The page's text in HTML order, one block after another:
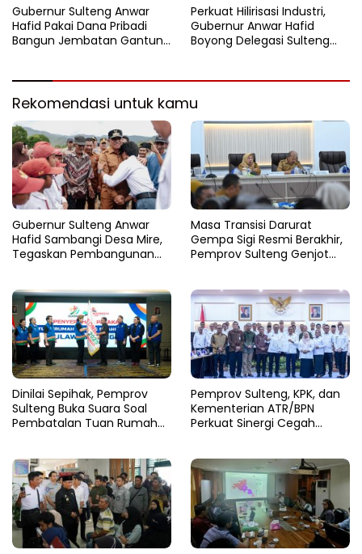
Persen
Nasional
Gubernur Sulteng Anwar
Hafid Pakai Dana Pribadi
Bangun Jembatan Gantung
Perkuat Hilirisasi Industri,
Gubernur Anwar Hafid
Boyong Delegasi Sulteng
Rekomendasi untuk kamu
Gubernur Sulteng Anwar
Hafid Sambangi Desa Mire,
Tegaskan Pembangunan
Masa Transisi Darurat
Gempa Sigi Resmi Berakhir,
Pemprov Sulteng Genjot
Dinilai Sepihak, Pemprov
Sulteng Buka Suara Soal
Pembatalan Tuan Rumah
Pemprov Sulteng, KPK, dan
Kementerian ATR/BPN
Perkuat Sinergi Cegah